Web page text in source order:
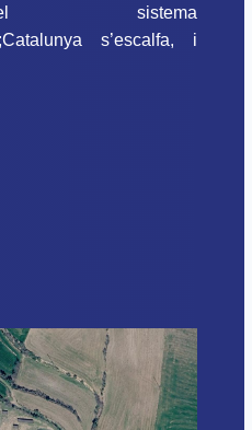
sistema
s’escalfa, i